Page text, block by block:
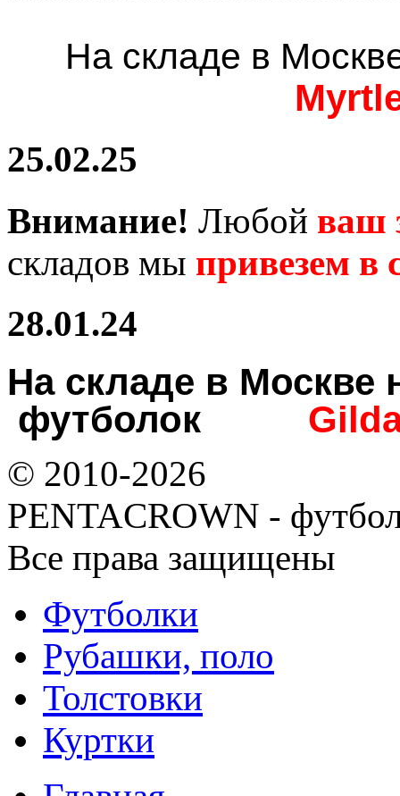
На складе в
25.02.25
Внимание! Любой ваш
складов мы привезем в
28.01.24
На складе в
футболок
© 2010-2026
PENTACROWN -
Все права защищены
Футболки
Рубашки, поло
Толстовки
Куртки